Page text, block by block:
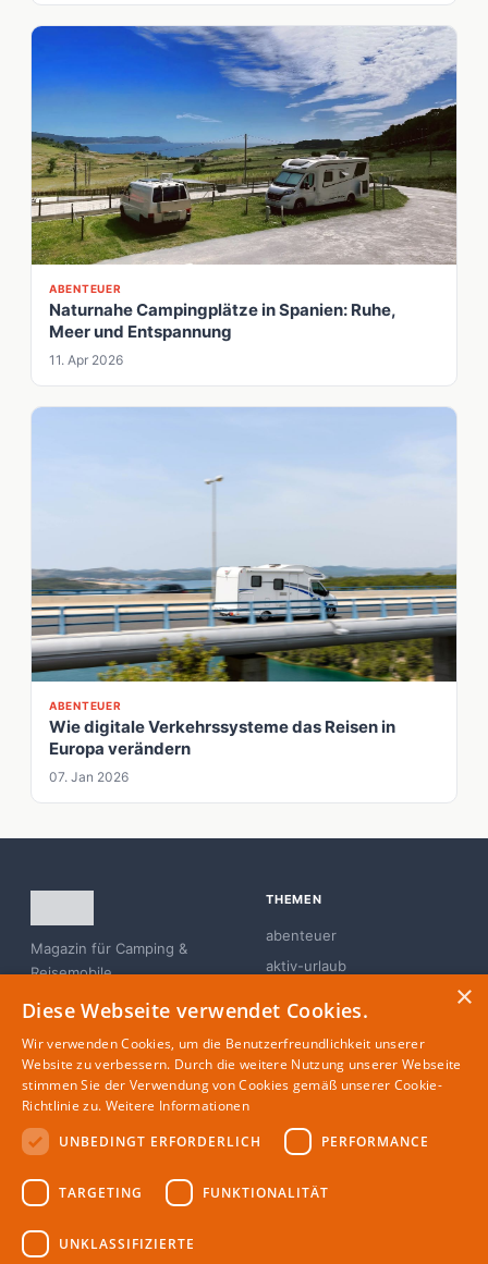
ABENTEUER
Naturnahe Campingplätze in Spanien: Ruhe,
Meer und Entspannung
11. Apr 2026
ABENTEUER
Wie digitale Verkehrssysteme das Reisen in
Europa verändern
07. Jan 2026
Magazin für Camping &
Reisemobile
THEMEN
abenteuer
aktiv-urlaub
familie
glamping
MAGAZIN
Partner
Redaktion
Autoren
RECHTLICHES
Impressum
×
Diese Webseite verwendet Cookies.
Wir verwenden Cookies, um die Benutzerfreundlichkeit unserer
Website zu verbessern. Durch die weitere Nutzung unserer Webseite
stimmen Sie der Verwendung von Cookies gemäß unserer Cookie-
Richtlinie zu. Weitere Informationen
UNBEDINGT ERFORDERLICH
PERFORMANCE
TARGETING FUNKTIONALITÄT
UNKLASSIFIZIERTE